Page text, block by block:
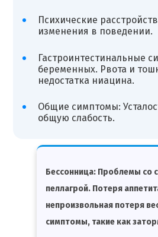
Психические
изменения в поведении.
Гастроинтестинальные
беременных. Рвота и
недостатка ниацина.
Общие симптомы:
общую слабость.
Бессонница: Проблемы со
пеллагрой. Потеря
непроизвольная потеря
симптомы, такие как